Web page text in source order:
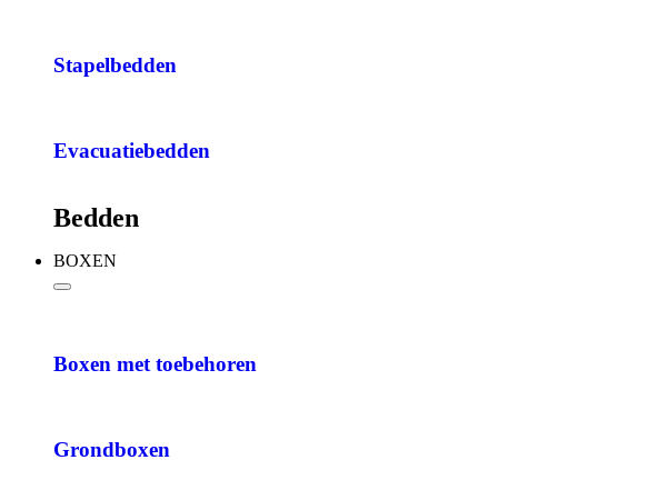
Stapelbedden
Evacuatiebedden
Bedden
BOXEN
Boxen met toebehoren
Grondboxen